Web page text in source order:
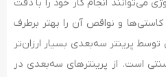
می‌توانند انجام کار خود را با دقت
کاستی‌ها و نواقص آن را بهتر برطرف
پرینتر سه‌بعدی بسیار ارزان‌تر
است. از پرینترهای سه‌بعدی در